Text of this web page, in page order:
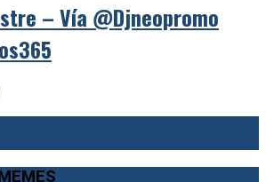
– Vía @Djneopromo